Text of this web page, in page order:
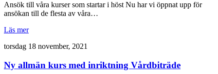
Ansök till våra kurser som startar i höst Nu har vi öppnat upp för
ansökan till de flesta av våra…
Läs mer
torsdag 18 november, 2021
Ny allmän kurs med inriktning Vårdbiträde